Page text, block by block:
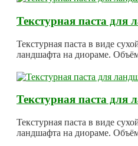
Текстурная паста
Текстурная паста в виде
ландшафта на диораме.
Текстурная паста
Текстурная паста в виде
ландшафта на диораме.